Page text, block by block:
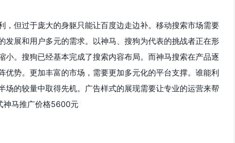
，但过于庞大的身躯只能让百度边走边补。移动搜索市场需要
发展和用户多元的需求。以神马、搜狗为代表的挑战者正在形
小。搜狗已经基本完成了搜索内容布局。而神马搜索在产品逐
优势。更加丰富的市场，需要更加多元化的平台支撑。谁能利
场的较量中取得先机。广告样式的展现需要让专业的运营来帮
神马推广价格5600元